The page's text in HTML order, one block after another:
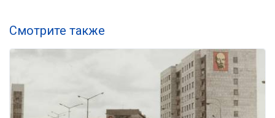
Смотрите также